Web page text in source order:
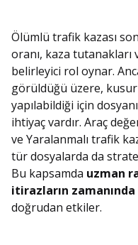
Ölümlü trafik kazası
oranı, kaza tutanakları
belirleyici rol oynar.
görüldüğü üzere,
yapılabildiği için
ihtiyaç vardır. Araç
ve Yaralanmalı trafik
tür dosyalarda da
Bu kapsamda uzman
itirazların zamanında
doğrudan etkiler.